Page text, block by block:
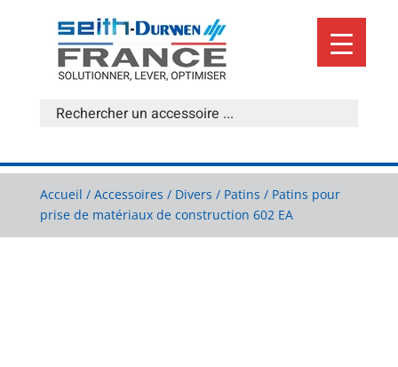
Accueil / Accessoires / Divers / Patins / Patins pour
prise de matériaux de construction 602 EA